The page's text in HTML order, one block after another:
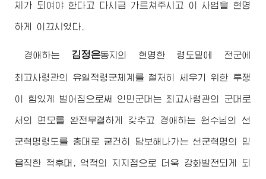
체가 되여야 한다고 다시금 가르쳐주시고 이 사업을 현명
하게 이끄시였다.
경애하는 김정은동지 의 현명한 령도밑에 전군에
최고사령관의 유일적령군체계를 철저히 세우기 위한 투쟁
이 힘있게 벌어짐으로써 인민군대는 최고사령관의 군대로
서의 면모를 완전무결하게 갖추고 경애하는 원수님의 선
군혁명령도를 총대로 굳건히 담보해나가는 선군혁명의 믿
음직한 척후대, 억척의 지지점으로 더욱 강화발전되게 되